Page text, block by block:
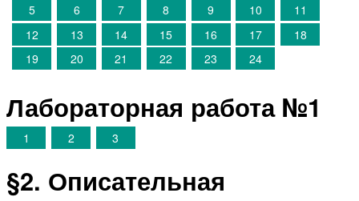
5
6 7 8 9 10
11
12
13 14 15 16 17
18
19
20 21 22 23 24
Лабораторная работа №1
1 2 3
§2. Описательная